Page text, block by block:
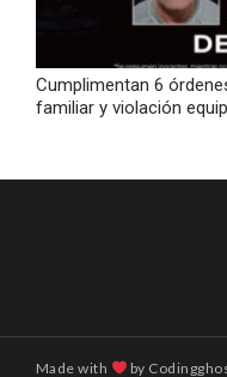
Cumplimentan 6
familiar y violación
Made with by